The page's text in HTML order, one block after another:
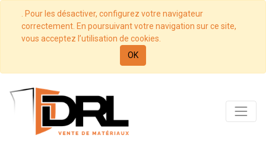
. Pour les désactiver, configurez votre navigateur
correctement. En poursuivant votre navigation sur ce site,
vous acceptez l’utilisation de cookies.
OK